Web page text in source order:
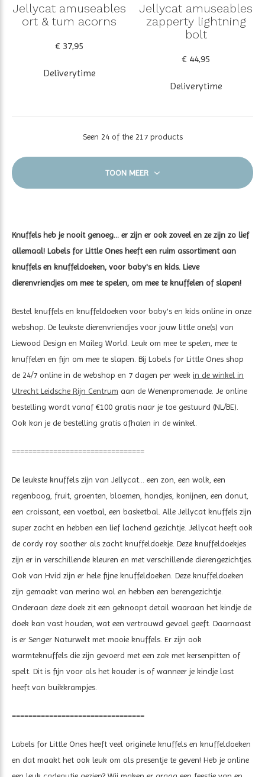
Jellycat amuseables
ort & tum acorns
€ 37,95
Deliverytime
Jellycat amuseables
zapperty lightning
bolt
€ 44,95
Deliverytime
Seen 24 of the 217 products
TOON MEER
Knuffels heb je nooit genoeg... er zijn er ook zoveel en ze zijn zo lief
allemaal! Labels for Little Ones heeft een ruim assortiment aan
knuffels en knuffeldoeken, voor baby's en kids. Lieve
dierenvriendjes om mee te spelen, om mee te knuffelen of slapen!
Bestel knuffels en knuffeldoeken voor baby's en kids online in onze
webshop. De leukste dierenvriendjes voor jouw little one(s) van
Liewood Design en Maileg World. Leuk om mee te spelen, mee te
knuffelen en fijn om mee te slapen. Bij Labels for Little Ones shop
de 24/7 online in de webshop en 7 dagen per week in de winkel in
Utrecht Leidsche Rijn Centrum aan de Wenenpromenade. Je online
bestelling wordt vanaf €100 gratis naar je toe gestuurd (NL/BE).
Ook kan je de bestelling gratis afhalen in de winkel.
================================
De leukste knuffels zijn van Jellycat... een zon, een wolk, een
regenboog, fruit, groenten, bloemen, hondjes, konijnen, een donut,
een croissant, een voetbal, een basketbal. Alle Jellycat knuffels zijn
super zacht en hebben een lief lachend gezichtje. Jellycat heeft ook
de cordy roy soother als zacht knuffeldoekje. Deze knuffeldoekjes
zijn er in verschillende kleuren en met verschillende dierengezichtjes.
Ook van Hvid zijn er hele fijne knuffeldoeken. Deze knuffeldoeken
zijn gemaakt van merino wol en hebben een berengezichtje.
Onderaan deze doek zit een geknoopt detail waaraan het kindje de
doek kan vast houden, wat een vertrouwd gevoel geeft. Daarnaast
is er Senger Naturwelt met mooie knuffels. Er zijn ook
warmteknuffels die zijn gevoerd met een zak met kersenpitten of
spelt. Dit is fijn voor als het kouder is of wanneer je kindje last
heeft van buikkrampjes.
================================
Labels for Little Ones heeft veel originele knuffels en knuffeldoeken
en dat maakt het ook leuk om als presentje te geven! Heb je online